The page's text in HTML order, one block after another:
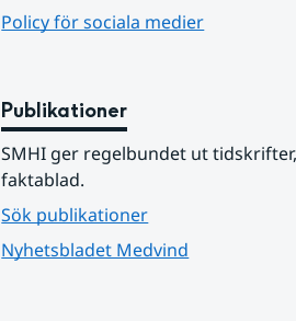
Policy för sociala medier
Publikationer
SMHI ger regelbundet ut
faktablad.
Sök publikationer
Nyhetsbladet Medvind